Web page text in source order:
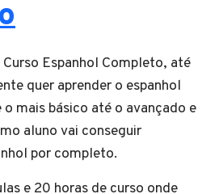
Espanhol Completo, até
quer aprender o espanhol
o mais básico até o avançado e
aluno vai conseguir
por completo.
e 20 horas de curso onde